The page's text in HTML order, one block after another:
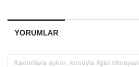
YORUMLAR